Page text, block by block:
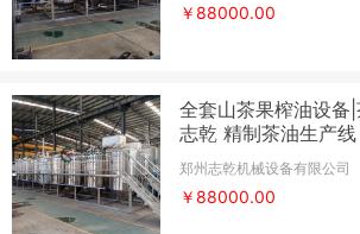
￥88000.00
全套山茶果榨油设备|
志乾 精制茶油生产线
郑州志乾机械设备有限公司
￥88000.00